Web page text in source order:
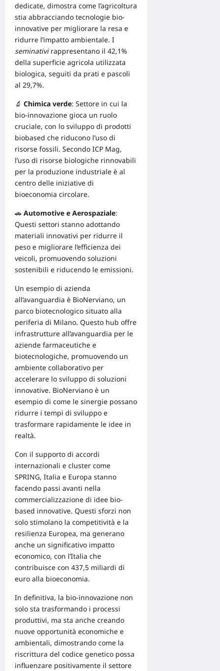
dedicate, dimostra come l’agricoltura
stia abbracciando tecnologie bio-
innovative per migliorare la resa e
ridurre l’impatto ambientale. I
seminativirappresentano il 42,1%
della superficie agricola utilizzata
biologica, seguiti da prati e pascoli
al 29,7%.
🔬 Chimica verde: Settore in cui la
bio-innovazione gioca un ruolo
cruciale, con lo sviluppo di prodotti
biobased che riducono l’uso di
risorse fossili. Secondo ICP Mag,
l’uso di risorse biologiche rinnovabili
per la produzione industriale è al
centro delle iniziative di
bioeconomia circolare.
🚗 Automotive e Aerospaziale:
Questi settori stanno adottando
materiali innovativi per ridurre il
peso e migliorare l’efficienza dei
veicoli, promuovendo soluzioni
sostenibili e riducendo le emissioni.
Un esempio di azienda
all’avanguardia è BioNerviano, un
parco biotecnologico situato alla
periferia di Milano. Questo hub offre
infrastrutture all’avanguardia per le
aziende farmaceutiche e
biotecnologiche, promuovendo un
ambiente collaborativo per
accelerare lo sviluppo di soluzioni
innovative. BioNerviano è un
esempio di come le sinergie possano
ridurre i tempi di sviluppo e
trasformare rapidamente le idee in
realtà.
Con il supporto di accordi
internazionali e cluster come
SPRING, Italia e Europa stanno
facendo passi avanti nella
commercializzazione di idee bio-
based innovative. Questi sforzi non
solo stimolano la competitività e la
resilienza Europea, ma generano
anche un significativo impatto
economico, con l’Italia che
contribuisce con 437,5 miliardi di
euro alla bioeconomia.
In definitiva, la bio-innovazione non
solo sta trasformando i processi
produttivi, ma sta anche creando
nuove opportunità economiche e
ambientali, dimostrando come la
riscrittura del codice genetico possa
influenzare positivamente il settore